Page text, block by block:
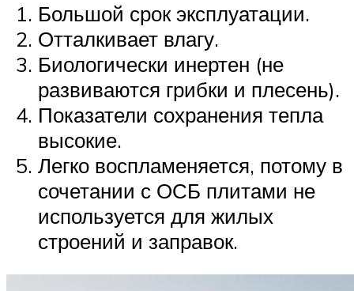
Большой срок эксплуатации.
Отталкивает влагу.
Биологически инертен (не
развиваются грибки и плесень).
Показатели сохранения тепла
высокие.
Легко воспламеняется, потому в
сочетании с ОСБ плитами не
используется для жилых
строений и заправок.